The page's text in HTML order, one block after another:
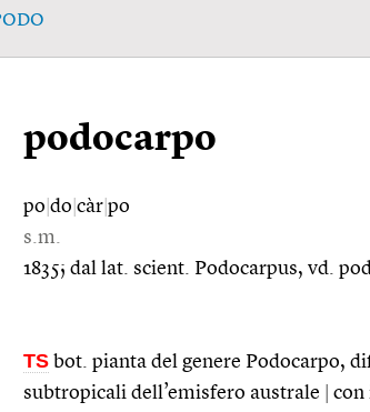
podocarpo
po do càr po
s.m.
1835; dal lat. scient. Podocarpus, vd.
TS bot. pianta del genere Podocarpo,
subtropicali dell’emisfero australe
con